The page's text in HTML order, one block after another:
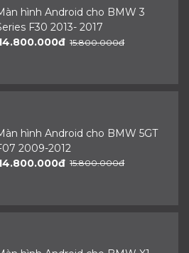
hình Android cho BMW 3
F30 2013- 2017
15.800.000đ
hình Android cho BMW 5GT
2009-2012
15.800.000đ